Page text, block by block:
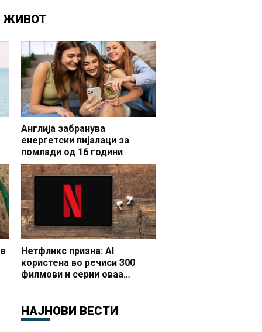
ЖИВОТ
Англија забранува
енергетски пијалаци за
помлади од 16 години
Нетфликс призна: AI
користена во речиси 300
филмови и серии оваа
НАЈНОВИ ВЕСТИ